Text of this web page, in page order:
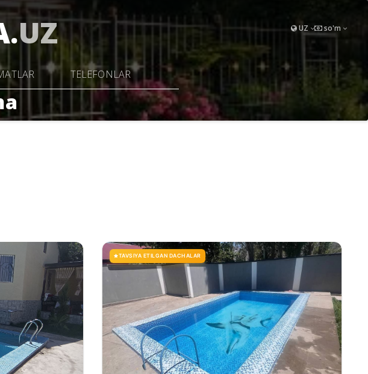
UZ
TELEFONLAR
UZ so'm
TAVSIYA ETILGAN DACHALAR